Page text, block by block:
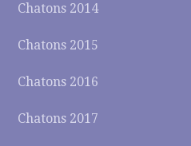
Chatons 2014
Chatons 2015
Chatons 2016
Chatons 2017